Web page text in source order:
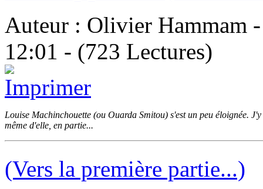
Auteur : Olivier Hammam
12:01 - (723 Lectures)
Louise Machinchouette (ou Ouarda Smitou) s'est un peu éloignée.
même d'elle, en partie...
(Vers la première partie...)